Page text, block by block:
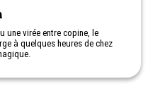
une virée entre copine, le
à quelques heures de chez